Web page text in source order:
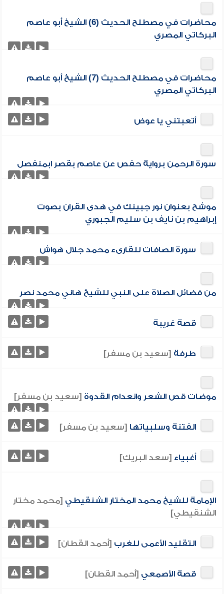
محاضرات في مصطلح الحديث (6) الشيخ أبو عاصم
البركاتي المصري
محاضرات في مصطلح الحديث (7) الشيخ أبو عاصم
البركاتي المصري
أتعبتني يا عوض
سورة الرحمن برواية حفص عن عاصم بقصر ابمنفصل
موشح بعنوان نور جبينك في هدى القران بصوت
إبراهيم بن نايف بن سليم الجبوري
سورة الصافات للقارىء محمد جلال هواش
من فضائل الصلاة على النبي للشيخ هاني محمد نصر
قصة غريبة
طرفة [سعيد بن مسفر]
موضات قص الشعر وانعدام القدوة [سعيد بن مسفر]
الفتنة وسلبياتها [سعيد بن مسفر]
أغبياء [سعد البريك]
الإمامة للشيخ محمد المختار الشنقيطي [محمد مختار
الشنقيطي]
التقليد الأعمى للغرب [أحمد القطان]
قصة الأصمعي [أحمد القطان]